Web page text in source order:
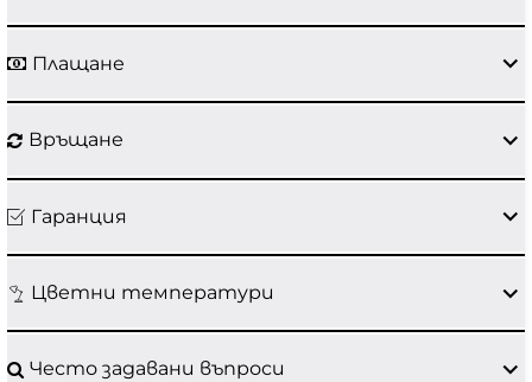
Плащане
Връщане
Гаранция
Цветни температури
Често задавани въпроси